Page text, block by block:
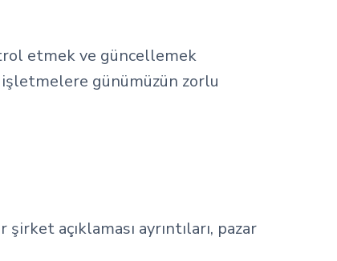
etmek ve güncellemek
günümüzün zorlu
açıklaması ayrıntıları, pazar